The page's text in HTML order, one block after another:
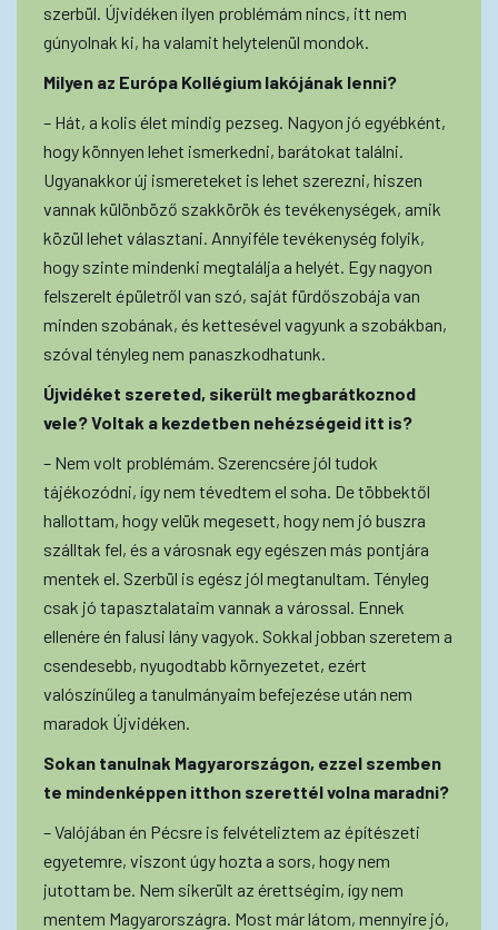
szerbül. Újvidéken ilyen problémám nincs, itt nem
gúnyolnak ki, ha valamit helytelenül mondok.
Milyen az Európa Kollégium lakójának lenni?
– Hát, a kolis élet mindig pezseg. Nagyon jó egyébként,
hogy könnyen lehet ismerkedni, barátokat találni.
Ugyanakkor új ismereteket is lehet szerezni, hiszen
vannak különböző szakkörök és tevékenységek, amik
közül lehet választani. Annyiféle tevékenység folyik,
hogy szinte mindenki megtalálja a helyét. Egy nagyon
felszerelt épületről van szó, saját fürdőszobája van
minden szobának, és kettesével vagyunk a szobákban,
szóval tényleg nem panaszkodhatunk.
Újvidéket szereted, sikerült megbarátkoznod
vele? Voltak a kezdetben nehézségeid itt is?
– Nem volt problémám. Szerencsére jól tudok
tájékozódni, így nem tévedtem el soha. De többektől
hallottam, hogy velük megesett, hogy nem jó buszra
szálltak fel, és a városnak egy egészen más pontjára
mentek el. Szerbül is egész jól megtanultam. Tényleg
csak jó tapasztalataim vannak a várossal. Ennek
ellenére én falusi lány vagyok. Sokkal jobban szeretem a
csendesebb, nyugodtabb környezetet, ezért
valószínűleg a tanulmányaim befejezése után nem
maradok Újvidéken.
Sokan tanulnak Magyarországon, ezzel szemben
te mindenképpen itthon szerettél volna maradni?
– Valójában én Pécsre is felvételiztem az építészeti
egyetemre, viszont úgy hozta a sors, hogy nem
jutottam be. Nem sikerült az érettségim, így nem
mentem Magyarországra. Most már látom, mennyire jó,